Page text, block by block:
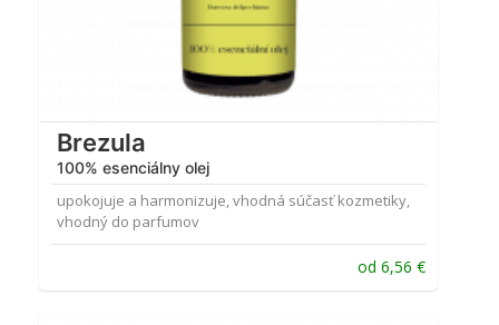
Brezula
100% esenciálny olej
upokojuje a harmonizuje, vhodná súčasť kozmetiky,
vhodný do parfumov
od 6,56 €